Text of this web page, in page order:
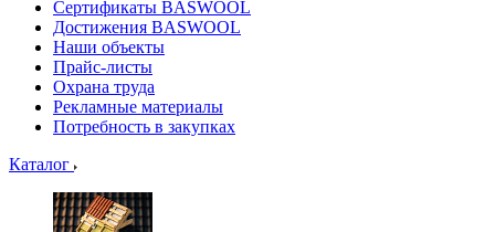
Сертификаты BASWOOL
Достижения BASWOOL
Наши объекты
Прайс-листы
Охрана труда
Рекламные материалы
Потребность в закупках
Каталог